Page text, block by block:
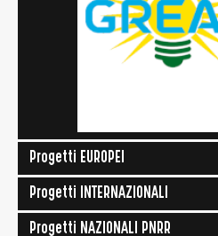
Progetti EUROPEI
Progetti INTERNAZIONALI
Progetti NAZIONALI PNRR